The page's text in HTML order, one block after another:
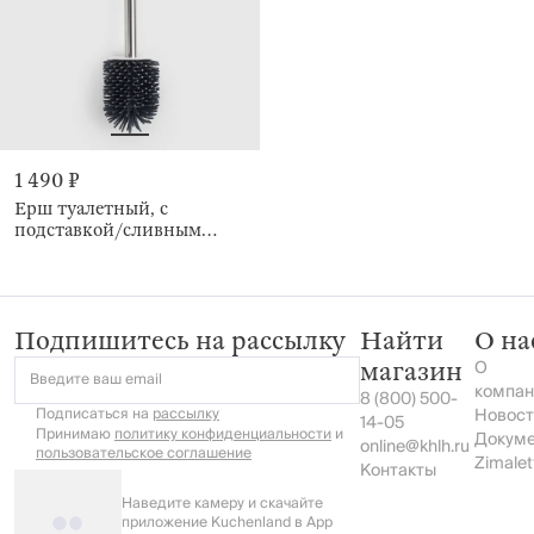
1 490 ₽
Ерш туалетный, с
подставкой/сливным
Подпишитесь на рассылку
Введите ваш email
Подписаться на рассылку
Принимаюполитику конфиденциальностии
пользовательское соглашение
Наведите камеру и скачайте
приложение Kuchenland в App
Найти
магазин
8 (800) 500-
14-05
online@khlh.ru
Контакты
О
О